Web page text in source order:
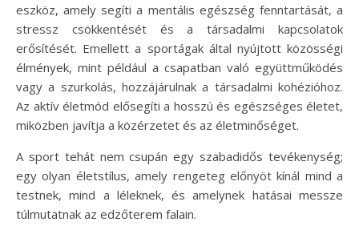
eszköz, amely segíti a mentális egészség fenntartását, a
stressz csökkentését és a társadalmi kapcsolatok
erősítését. Emellett a sportágak által nyújtott közösségi
élmények, mint például a csapatban való együttműködés
vagy a szurkolás, hozzájárulnak a társadalmi kohézióhoz.
Az aktív életmód elősegíti a hosszú és egészséges életet,
miközben javítja a közérzetet és az életminőséget.
A sport tehát nem csupán egy szabadidős tevékenység;
egy olyan életstílus, amely rengeteg előnyöt kínál mind a
testnek, mind a léleknek, és amelynek hatásai messze
túlmutatnak az edzőterem falain.